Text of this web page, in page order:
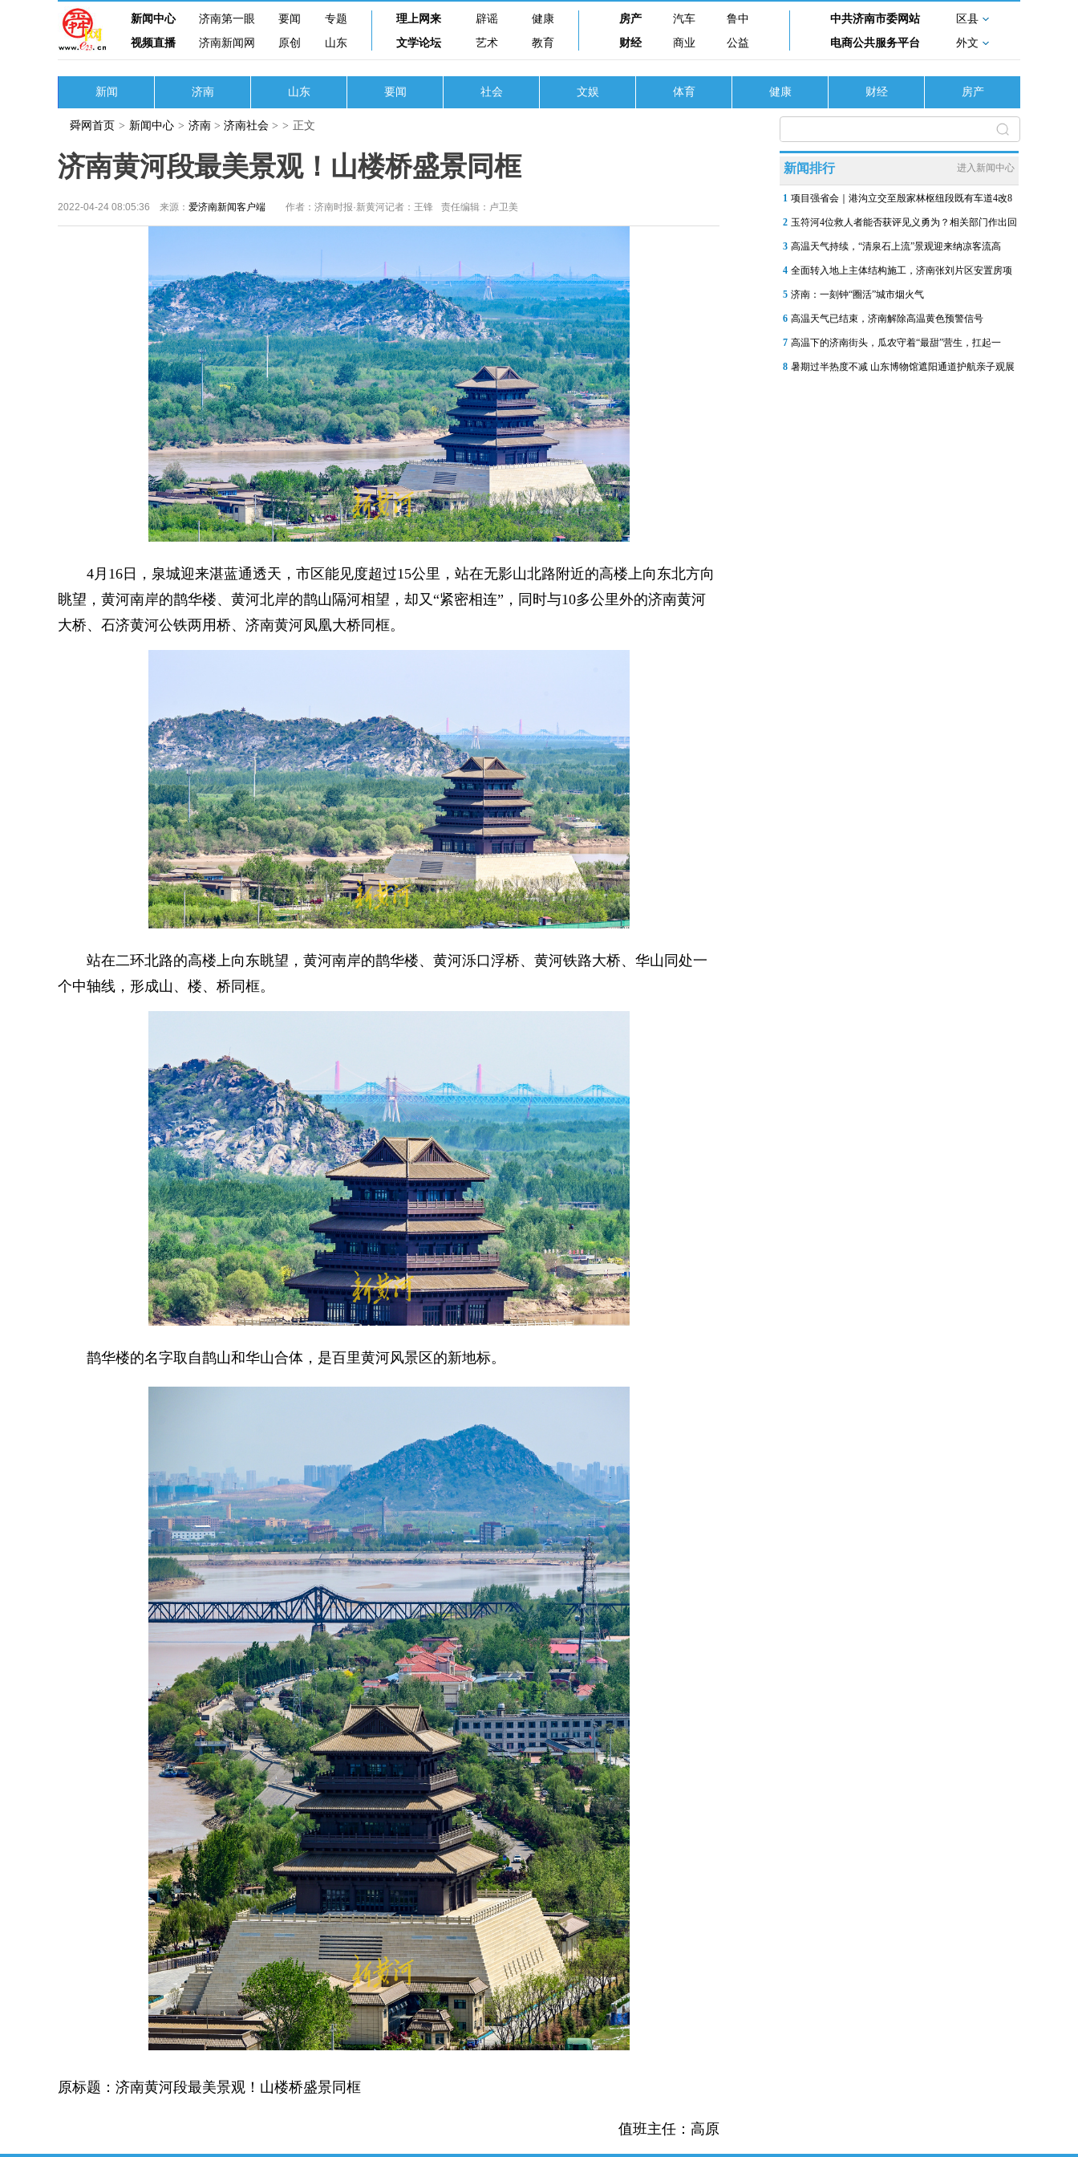
新闻中心 济南第一眼 要闻
专题
视频直播
济南新闻网 原创 山东
理上网来 辟谣
健康
文学论坛
艺术 教育
房产 汽车
鲁中
财经
商业 公益
中共济南市委网站
区县
电商公共服务平台
外文
新闻 济南 山东 要闻 社会 文娱 体育 健康 财经 房产
舜网首页 > 新闻中心 > 济南 > 济南社会 > > 正文
济南黄河段最美景观！山楼桥盛景同框
2022-04-24 08:05:36 来源： 爱济南新闻客户端 作者：济南时报·新黄河记者：王锋 责任编辑：卢卫美
4月16日，泉城迎来湛蓝通透天，市区能见度超过15公里，站在无影山北路附近的高楼上向东北方向
眺望，黄河南岸的鹊华楼、黄河北岸的鹊山隔河相望，却又“紧密相连”，同时与10多公里外的济南黄河
大桥、石济黄河公铁两用桥、济南黄河凤凰大桥同框。
站在二环北路的高楼上向东眺望，黄河南岸的鹊华楼、黄河泺口浮桥、黄河铁路大桥、华山同处一
个中轴线，形成山、楼、桥同框。
鹊华楼的名字取自鹊山和华山合体，是百里黄河风景区的新地标。
原标题：济南黄河段最美景观！山楼桥盛景同框
值班主任：高原
新闻排行 进入新闻中心
1 项目强省会｜港沟立交至殷家林枢纽段既有车道4改8
2 玉符河4位救人者能否获评见义勇为？相关部门作出回
3 高温天气持续，“清泉石上流”景观迎来纳凉客流高
4 全面转入地上主体结构施工，济南张刘片区安置房项
5 济南：一刻钟“圈活”城市烟火气
6 高温天气已结束，济南解除高温黄色预警信号
7 高温下的济南街头，瓜农守着“最甜”营生，扛起一
8 暑期过半热度不减 山东博物馆遮阳通道护航亲子观展